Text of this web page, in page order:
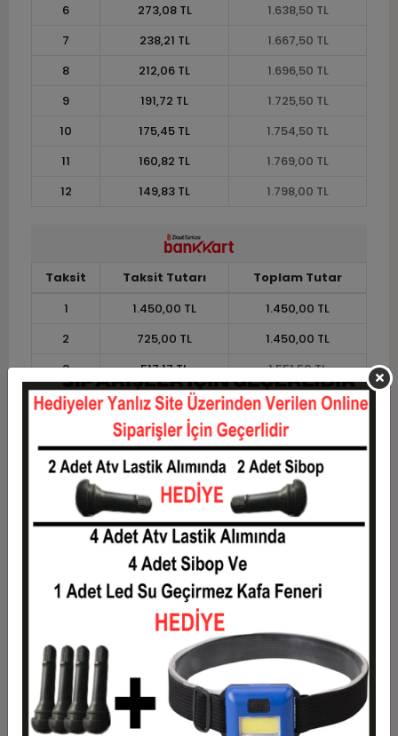
6
273,08 TL
1.638,50 TL
7
238,21 TL
1.667,50 TL
8
212,06 TL
1.696,50 TL
9
191,72 TL
1.725,50 TL
10
175,45 TL
1.754,50 TL
11
160,82 TL
1.769,00 TL
12
149,83 TL 1.798,00 TL
Taksit Taksit Tutarı
Toplam Tutar
1
1.450,00 TL
1.450,00 TL
2
725,00 TL
1.450,00 TL
3
517,17 TL
1.551,50 TL
4
395,12 TL
1.580,50 TL
321,90 TL
1.609,50 TL
6
273,08 TL
1.638,50 TL
238,21 TL
1.667,50 TL
8
212,06 TL
1.696,50 TL
10
175,45 TL
1.754,50 TL
160,82 TL
1.798,00 TL
Taksit Taksit Tutarı
Toplam Tutar